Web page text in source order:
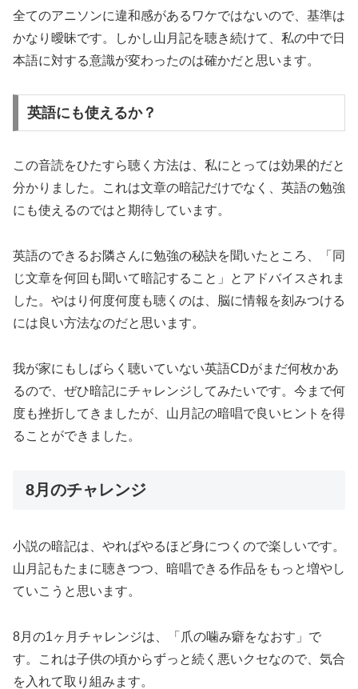
全てのアニソンに違和感があるワケではないので、基準は
かなり曖昧です。しかし山月記を聴き続けて、私の中で日
本語に対する意識が変わったのは確かだと思います。
英語にも使えるか？
この音読をひたすら聴く方法は、私にとっては効果的だと
分かりました。これは文章の暗記だけでなく、英語の勉強
にも使えるのではと期待しています。
英語のできるお隣さんに勉強の秘訣を聞いたところ、「同
じ文章を何回も聞いて暗記すること」とアドバイスされま
した。やはり何度何度も聴くのは、脳に情報を刻みつける
には良い方法なのだと思います。
我が家にもしばらく聴いていない英語CDがまだ何枚かあ
るので、ぜひ暗記にチャレンジしてみたいです。今まで何
度も挫折してきましたが、山月記の暗唱で良いヒントを得
ることができました。
8月のチャレンジ
小説の暗記は、やればやるほど身につくので楽しいです。
山月記もたまに聴きつつ、暗唱できる作品をもっと増やし
ていこうと思います。
8月の1ヶ月チャレンジは、「爪の噛み癖をなおす」で
す。これは子供の頃からずっと続く悪いクセなので、気合
を入れて取り組みます。